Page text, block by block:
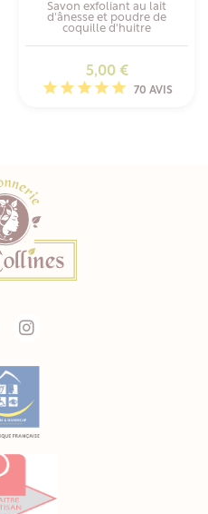
Savon exfoliant au lait
d'ânesse et poudre de
coquille d'huitre
Prix
5,00 €
70 AVIS